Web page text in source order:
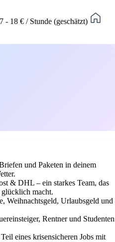
- 18 € / Stunde (geschätzt)
und Paketen in deinem
& DHL – ein starkes Team, das
macht.
Weihnachtsgeld, Urlaubsgeld und
Rentner und Studenten
eines krisensicheren Jobs mit